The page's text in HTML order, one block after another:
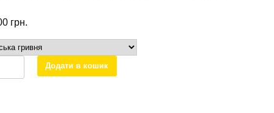
грн.
Додати в кошик